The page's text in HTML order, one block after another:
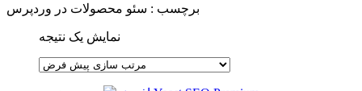
برچسب : سئو محصولات در وردپرس
نمایش یک نتیجه